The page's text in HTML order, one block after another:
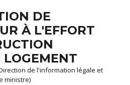
DE
À L'EFFORT
LOGEMENT
de l'information légale et
ministre)